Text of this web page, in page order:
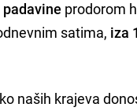
prodorom
satima, iza
naših krajeva